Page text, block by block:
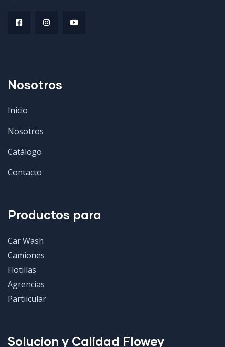
Nosotros
Inicio
Nosotros
Catálogo
Contacto
Productos para
Car Wash
Camiones
Flotillas
Agrencias
Partiicular
Solucion y Calidad Flowey